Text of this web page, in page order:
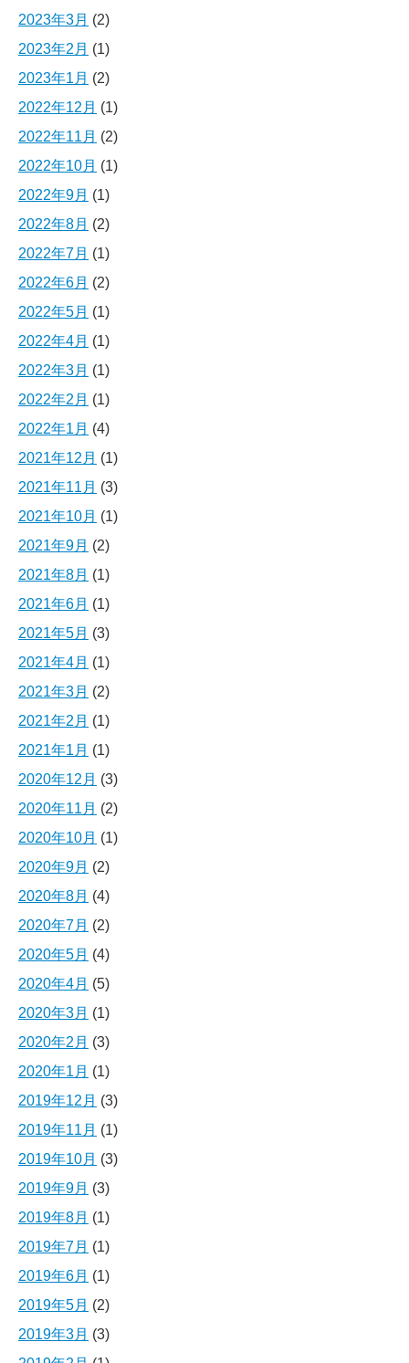
2023年3月 (2)
2023年2月 (1)
2023年1月 (2)
2022年12月 (1)
2022年11月 (2)
2022年10月 (1)
2022年9月 (1)
2022年8月 (2)
2022年7月 (1)
2022年6月 (2)
2022年5月 (1)
2022年4月 (1)
2022年3月 (1)
2022年2月 (1)
2022年1月 (4)
2021年12月 (1)
2021年11月 (3)
2021年10月 (1)
2021年9月 (2)
2021年8月 (1)
2021年6月 (1)
2021年5月 (3)
2021年4月 (1)
2021年3月 (2)
2021年2月 (1)
2021年1月 (1)
2020年12月 (3)
2020年11月 (2)
2020年10月 (1)
2020年9月 (2)
2020年8月 (4)
2020年7月 (2)
2020年5月 (4)
2020年4月 (5)
2020年3月 (1)
2020年2月 (3)
2020年1月 (1)
2019年12月 (3)
2019年11月 (1)
2019年10月 (3)
2019年9月 (3)
2019年8月 (1)
2019年7月 (1)
2019年6月 (1)
2019年5月 (2)
2019年3月 (3)